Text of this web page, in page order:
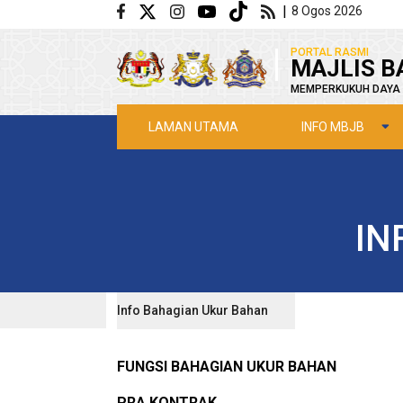
Langkau ke kandungan utama | 8 Ogos 2026
PORTAL RASMI
MAJLIS
MEMPERKUKUH
LAMAN UTAMA INFO MBJB
Info Bahagian Ukur Bahan
FUNGSI BAHAGIAN UKUR BAHAN